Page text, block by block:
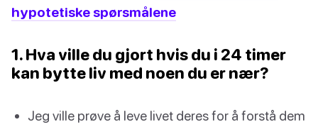
hypotetiske spørsmålene
1. Hva ville du gjort hvis du i 24 timer
kan bytte liv med noen du er nær?
Jeg ville prøve å leve livet deres for å forstå dem